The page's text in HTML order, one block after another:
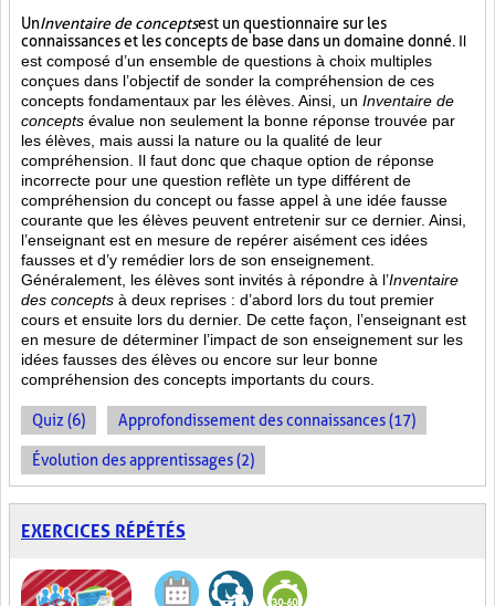
UnInventaire de conceptsest un questionnaire sur les
connaissances et les concepts de base dans un domaine donné. Il
est composé d’un ensemble de questions à choix multiples
conçues dans l’objectif de sonder la compréhension de ces
concepts fondamentaux par les élèves. Ainsi, un Inventaire de
concepts évalue non seulement la bonne réponse trouvée par
les élèves, mais aussi la nature ou la qualité de leur
compréhension. Il faut donc que chaque option de réponse
incorrecte pour une question reflète un type différent de
compréhension du concept ou fasse appel à une idée fausse
courante que les élèves peuvent entretenir sur ce dernier. Ainsi,
l’enseignant est en mesure de repérer aisément ces idées
fausses et d’y remédier lors de son enseignement.
Généralement, les élèves sont invités à répondre à l’Inventaire
des concepts à deux reprises : d’abord lors du tout premier
cours et ensuite lors du dernier. De cette façon, l’enseignant est
en mesure de déterminer l’impact de son enseignement sur les
idées fausses des élèves ou encore sur leur bonne
compréhension des concepts importants du cours.
Quiz (6) Approfondissement des connaissances (17)
Évolution des apprentissages (2)
EXERCICES RÉPÉTÉS